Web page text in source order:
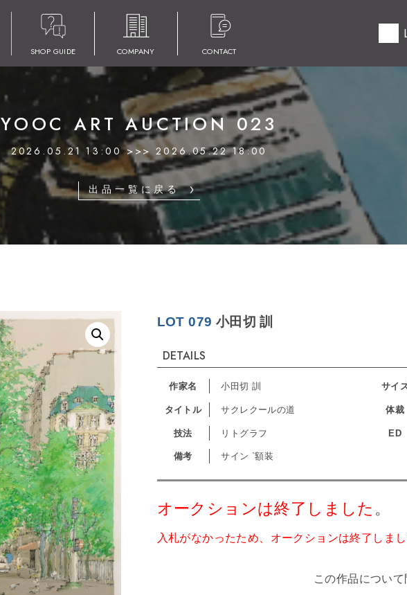
SHOP GUIDE COMPANY CONTACT
YOOC ART AUCTION 023
2026.05.21 13:00 >>> 2026.05.22 18:00
出品一覧に戻る
LOT 079 小田切 訓
DETAILS
作家名 小田切 訓 サイ
タイトル サクレクールの道 体裁
技法 リトグラフ ED
備考 サイン `額装
オークションは終了しました 。
入札がなかったため、オークションは終了しまし
この作品につい